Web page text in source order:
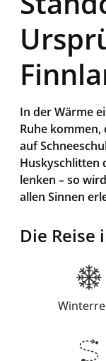
In der Wärme
Ruhe
auf
Huskyschlitten
lenken – so
allen Sinnen
Die Reise